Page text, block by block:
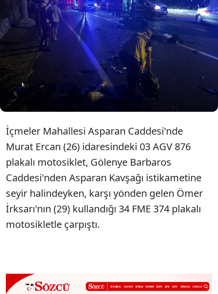
Muğla'nın Marmaris ilçesinde iki
motosikletin çarpışması sonucu
sürücüler yaşamını yitirdi, Rus uyruklu
bir kişi ağır yaralandı.
İçmeler Mahallesi Asparan Caddesi'nde
Murat Ercan (26) idaresindeki 03 AGV 876
plakalı motosiklet, Gölenye Barbaros
Caddesi'nden Asparan Kavşağı istikametine
seyir halindeyken, karşı yönden gelen Ömer
İrksarı'nın (29) kullandığı 34 FME 374 plakalı
motosikletle çarpıştı.